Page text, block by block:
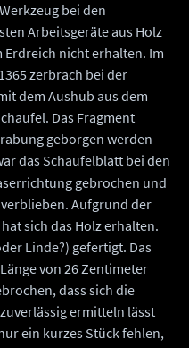
bei den
Arbeitsgeräte aus Holz
Erdreich nicht erhalten. Im
zerbrach bei der
dem Aushub aus dem
Das Fragment
geborgen werden
das Schaufelblatt bei den
gebrochen und
Aufgrund der
sich das Holz erhalten.
Linde?) gefertigt. Das
von 26 Zentimeter
dass sich die
ermitteln lässt
ein kurzes Stück fehlen,